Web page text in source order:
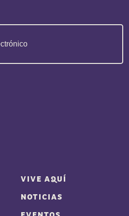
VIVE AQUÍ
NOTICIAS